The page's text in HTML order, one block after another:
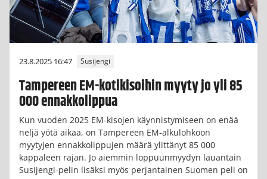
23.8.2025 16:47 Susijengi
Tampereen EM-kotikisoihin myyty jo yli 85
000 ennakkolippua
Kun vuoden 2025 EM-kisojen käynnistymiseen on enää
neljä yötä aikaa, on Tampereen EM-alkulohkoon
myytyjen ennakkolippujen määrä ylittänyt 85 000
kappaleen rajan. Jo aiemmin loppuunmyydyn lauantain
Susijengi-pelin lisäksi myös perjantainen Suomen peli on